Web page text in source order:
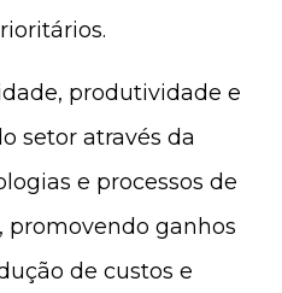
produtividade e
setor através da
e processos de
promovendo ganhos
de custos e